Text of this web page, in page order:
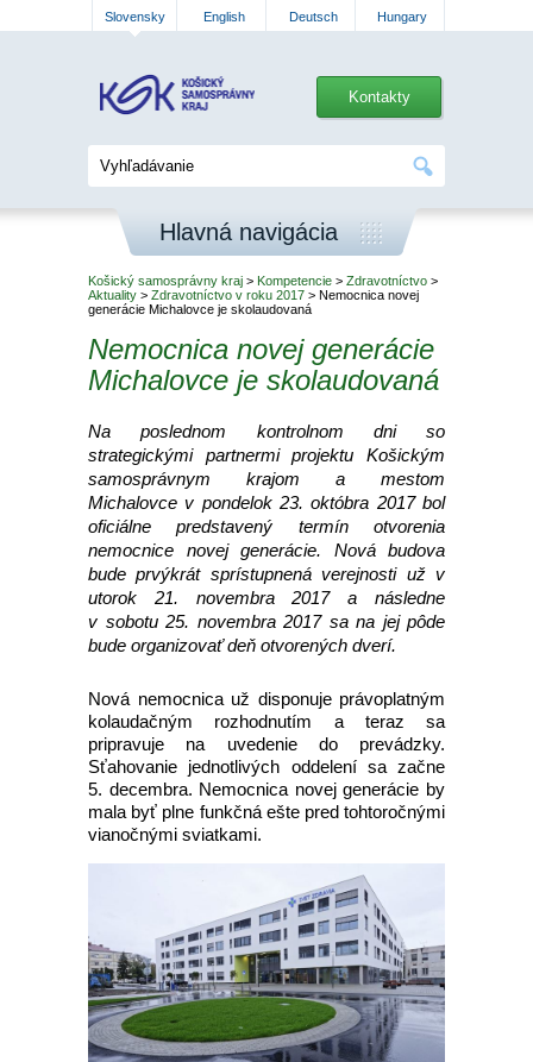
Slovensky English Deutsch Hungary
Kontakty
Hlavná navigácia
Košický samosprávny kraj > Kompetencie > Zdravotníctvo >
Aktuality > Zdravotníctvo v roku 2017 > Nemocnica novej
generácie Michalovce je skolaudovaná
Nemocnica novej generácie
Michalovce je skolaudovaná
Na poslednom kontrolnom dni so
strategickými partnermi projektu Košickým
samosprávnym krajom a mestom
Michalovce v pondelok 23. októbra 2017 bol
oficiálne predstavený termín otvorenia
nemocnice novej generácie. Nová budova
bude prvýkrát sprístupnená verejnosti už v
utorok 21. novembra 2017 a následne
v sobotu 25. novembra 2017 sa na jej pôde
bude organizovať deň otvorených dverí.
Nová nemocnica už disponuje právoplatným
kolaudačným rozhodnutím a teraz sa
pripravuje na uvedenie do prevádzky.
Sťahovanie jednotlivých oddelení sa začne
5. decembra. Nemocnica novej generácie by
mala byť plne funkčná ešte pred tohtoročnými
vianočnými sviatkami.